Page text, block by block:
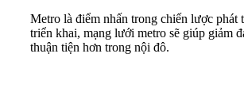
Metro là điểm nhấn trong chiến lược
triển khai, mạng lưới metro sẽ giúp giảm
thuận tiện hơn trong nội đô.